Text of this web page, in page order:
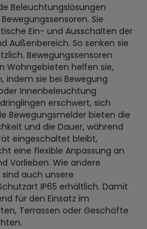
Beleuchtungslösungen
Sie
Ein- und Ausschalten der
Außenbereich. So senken sie
Bewegungssensoren
Wohngebieten helfen sie,
indem sie bei Bewegung
Innenbeleuchtung
erschwert, sich
Bewegungsmelder bieten die
und die Dauer, während
eingeschaltet bleibt,
eine flexible Anpassung an
Vorlieben. Wie andere
auch unsere
IP65 erhältlich. Damit
für den Einsatz im
Terrassen oder Geschäfte